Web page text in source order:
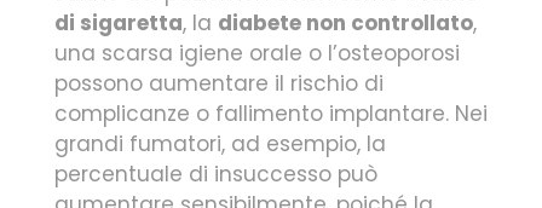
di sigaretta, la diabete non controllato,
una scarsa igiene orale o l’osteoporosi
possono aumentare il rischio di
complicanze o fallimento implantare. Nei
grandi fumatori, ad esempio, la
percentuale di insuccesso può